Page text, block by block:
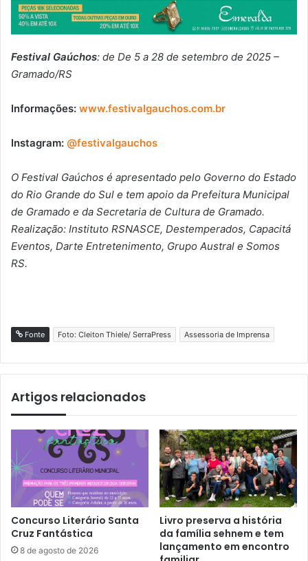
Festival Gaúchos: de De 5 a 28 de setembro de 2025 –
Gramado/RS
Informações: www.festivalgauchos.com.br
Instagram: @festivalgauchos
O Festival Gaúchos é apresentado pelo Governo do Estado
do Rio Grande do Sul e tem apoio da Prefeitura Municipal
de Gramado e da Secretaria de Cultura de Gramado.
Realização: Instituto RSNASCE, Destemperados, Capacitá
Eventos, Darte Entretenimento, Grupo Austral e Somos
RS.
Fonte Foto: Cleiton Thiele/ SerraPress Assessoria de Imprensa
Artigos relacionados
Concurso Literário Santa
Cruz Fantástica
8 de agosto de 2026
Livro preserva a história
da família sehnem e tem
lançamento em encontro